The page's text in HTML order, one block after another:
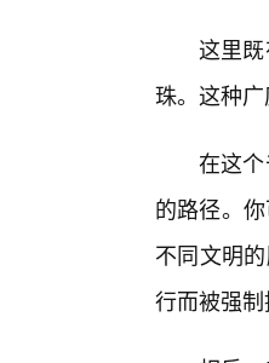
这里
珠。这种
在这
的路径。
不同文明
行而被强制